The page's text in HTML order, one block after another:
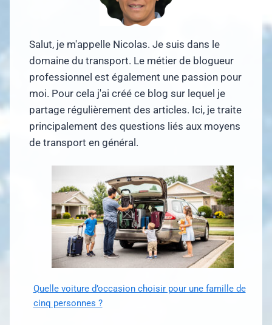
Salut, je m'appelle Nicolas. Je suis dans le
domaine du transport. Le métier de blogueur
professionnel est également une passion pour
moi. Pour cela j'ai créé ce blog sur lequel je
partage régulièrement des articles. Ici, je traite
principalement des questions liés aux moyens
de transport en général.
Quelle voiture d’occasion choisir pour une famille de
cinq personnes ?